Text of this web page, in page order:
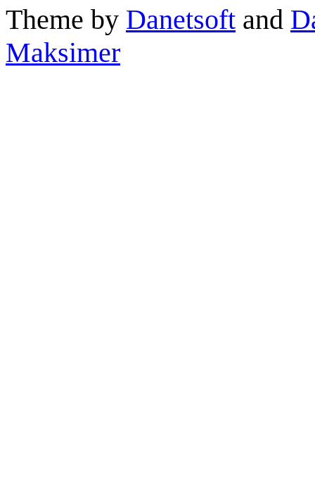
Theme by Danetsoft and
Maksimer